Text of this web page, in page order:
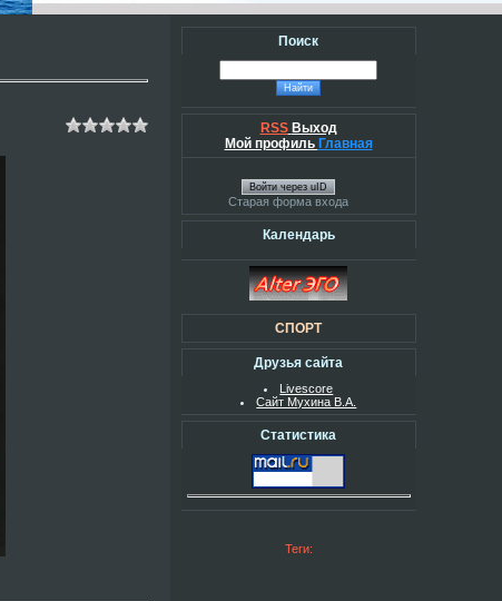
Поиск
RSS Выход
Мой профиль Главная
Войти через uID
Старая форма входа
Календарь
СПОРТ
Друзья сайта
Livescore
Сайт Мухина В.А.
Статистика
Теги: